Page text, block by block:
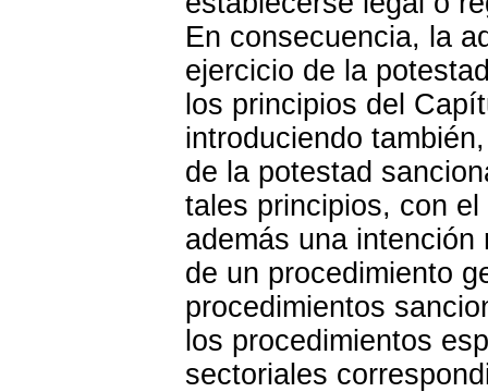
En consecuencia, la
ejercicio de la
los principios del
introduciendo
de la potestad
tales principios, con
además una
de un procedimiento
procedimientos
los procedimientos
sectoriales